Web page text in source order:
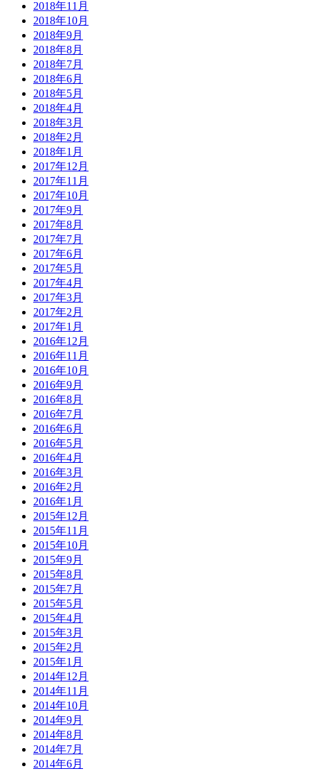
2018年11月
2018年10月
2018年9月
2018年8月
2018年7月
2018年6月
2018年5月
2018年4月
2018年3月
2018年2月
2018年1月
2017年12月
2017年11月
2017年10月
2017年9月
2017年8月
2017年7月
2017年6月
2017年5月
2017年4月
2017年3月
2017年2月
2017年1月
2016年12月
2016年11月
2016年10月
2016年9月
2016年8月
2016年7月
2016年6月
2016年5月
2016年4月
2016年3月
2016年2月
2016年1月
2015年12月
2015年11月
2015年10月
2015年9月
2015年8月
2015年7月
2015年5月
2015年4月
2015年3月
2015年2月
2015年1月
2014年12月
2014年11月
2014年10月
2014年9月
2014年8月
2014年7月
2014年6月